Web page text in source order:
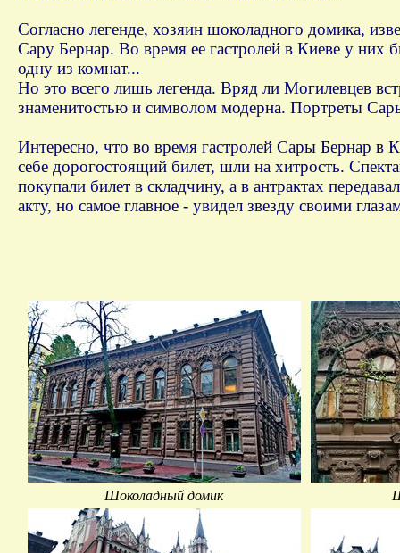
Шоколадный домик
Согласно легенде, хозяин шоколадного домика,
Сару Бернар. Во время ее гастролей в Киеве у них
одну из комнат...
Но это всего лишь легенда. Вряд ли Могилевцев
знаменитостью и символом модерна. Портреты
Интересно, что во время гастролей Сары Бернар в
себе дорогостоящий билет, шли на хитрость.
покупали билет в складчину, а в антрактах
акту, но самое главное - увидел звезду своими